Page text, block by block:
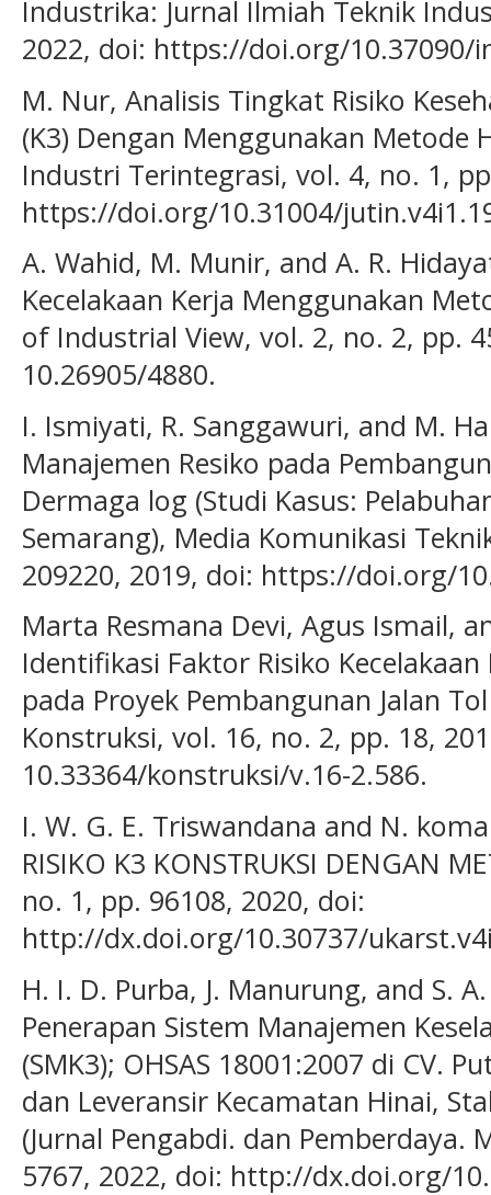
Industrika: Jurnal Ilmiah Teknik
2022, doi: https://doi.org/10.37090/
M. Nur, Analisis Tingkat Risiko
(K3) Dengan Menggunakan Metode
Industri Terintegrasi, vol. 4, no. 1,
https://doi.org/10.31004/
A. Wahid, M. Munir, and A. R.
Kecelakaan Kerja Menggunakan
of Industrial View, vol. 2, no. 2, pp.
10.26905/4880.
I. Ismiyati, R. Sanggawuri, and M.
Manajemen Resiko pada
Dermaga log (Studi Kasus:
Semarang), Media Komunikasi
209220, 2019, doi: https://doi.org/
Marta Resmana Devi, Agus Ismail,
Identifikasi Faktor Risiko
pada Proyek Pembangunan Jalan
Konstruksi, vol. 16, no. 2, pp. 18,
10.33364/konstruksi/v.16-2.586.
I. W. G. E. Triswandana and N.
RISIKO K3 KONSTRUKSI DENGAN
no. 1, pp. 96108, 2020, doi:
http://dx.doi.org/10.30737/
H. I. D. Purba, J. Manurung, and S.
Penerapan Sistem Manajemen
(SMK3); OHSAS 18001:2007 di CV.
dan Leveransir Kecamatan Hinai,
(Jurnal Pengabdi. dan Pemberdaya.
5767, 2022, doi: http://dx.doi.org/